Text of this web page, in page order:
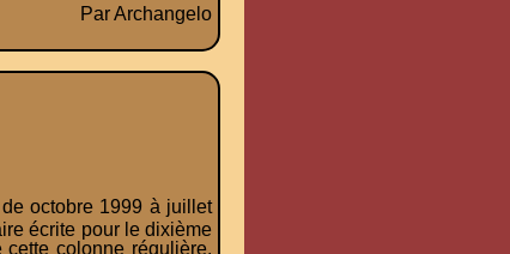
Par Archangelo
octobre 1999 à juillet
écrite pour le dixième
colonne régulière,